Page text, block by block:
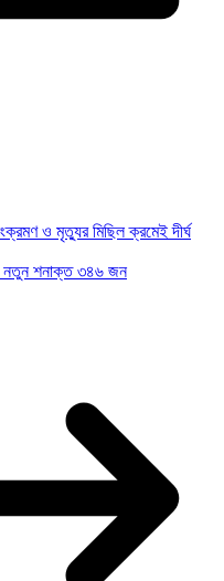
ও মৃত্যুর মিছিল ক্রমেই দীর্ঘ
নতুন শনাক্ত ৩৪৬ জন